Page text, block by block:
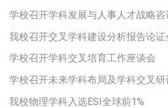
学校召开学科发展与人事人才战略咨
我校召开交叉学科建设分析报告论证
学校召开学科交叉培育工作座谈会
学校召开未来学科布局及学科交叉研
我校物理学科入选ESI全球前1%